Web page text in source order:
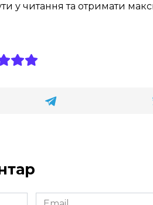
у читання та отримати
Email